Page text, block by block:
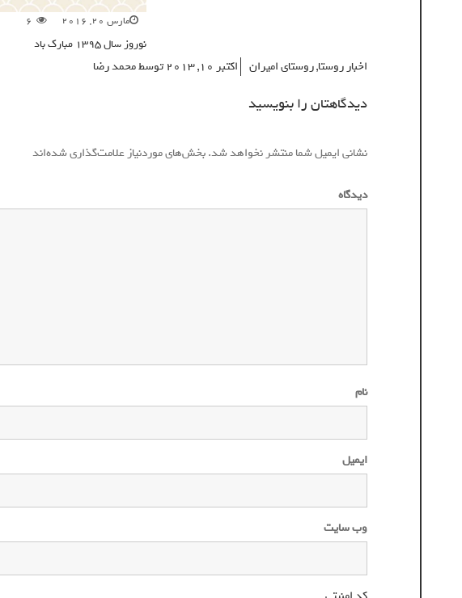
مارس 20, 2016 6
نوروز سال ۱۳۹۵ مبارک باد
اخبار روستا,روستای امیران اکتبر 10, 2013 توسطمحمد رضا
دیدگاهتان را بنویسید
نشانی ایمیل شما منتشر نخواهد شد.بخش‌های موردنیاز علامت‌گذاری شده‌اند
دیدگاه
نام
ایمیل
وب‌ سایت